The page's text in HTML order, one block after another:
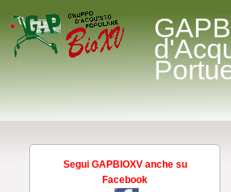
Segui GAPBIOXV anche su
Facebook